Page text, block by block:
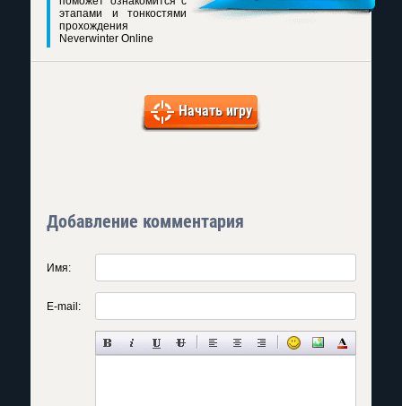
этапами и тонкостями
прохождения
Neverwinter Online
Начать игру
Добавление комментария
Имя:
E-mail: